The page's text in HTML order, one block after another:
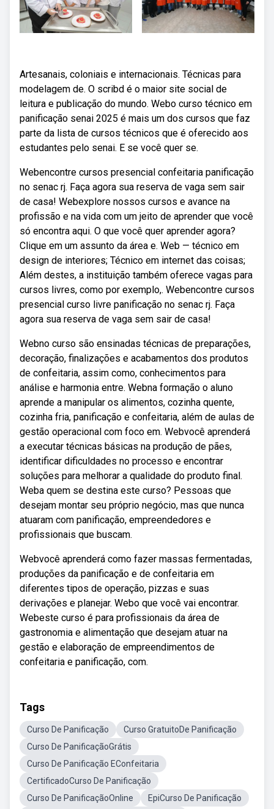
Artesanais, coloniais e internacionais. Técnicas para
modelagem de. O scribd é o maior site social de
leitura e publicação do mundo. Webo curso técnico em
panificação senai 2025 é mais um dos cursos que faz
parte da lista de cursos técnicos que é oferecido aos
estudantes pelo senai. E se você quer se.
Webencontre cursos presencial confeitaria panificação
no senac rj. Faça agora sua reserva de vaga sem sair
de casa! Webexplore nossos cursos e avance na
profissão e na vida com um jeito de aprender que você
só encontra aqui. O que você quer aprender agora?
Clique em um assunto da área e. Web — técnico em
design de interiores; Técnico em internet das coisas;
Além destes, a instituição também oferece vagas para
cursos livres, como por exemplo,. Webencontre cursos
presencial curso livre panificação no senac rj. Faça
agora sua reserva de vaga sem sair de casa!
Webno curso são ensinadas técnicas de preparações,
decoração, finalizações e acabamentos dos produtos
de confeitaria, assim como, conhecimentos para
análise e harmonia entre. Webna formação o aluno
aprende a manipular os alimentos, cozinha quente,
cozinha fria, panificação e confeitaria, além de aulas de
gestão operacional com foco em. Webvocê aprenderá
a executar técnicas básicas na produção de pães,
identificar dificuldades no processo e encontrar
soluções para melhorar a qualidade do produto final.
Weba quem se destina este curso? Pessoas que
desejam montar seu próprio negócio, mas que nunca
atuaram com panificação, empreendedores e
profissionais que buscam.
Webvocê aprenderá como fazer massas fermentadas,
produções da panificação e de confeitaria em
diferentes tipos de operação, pizzas e suas
derivações e planejar. Webo que você vai encontrar.
Webeste curso é para profissionais da área de
gastronomia e alimentação que desejam atuar na
gestão e elaboração de empreendimentos de
confeitaria e panificação, com.
Tags
Curso De Panificação
Curso GratuitoDe Panificação
Curso De PanificaçãoGrátis
Curso De Panificação EConfeitaria
CertificadoCurso De Panificação
Curso De PanificaçãoOnline
EpiCurso De Panificação